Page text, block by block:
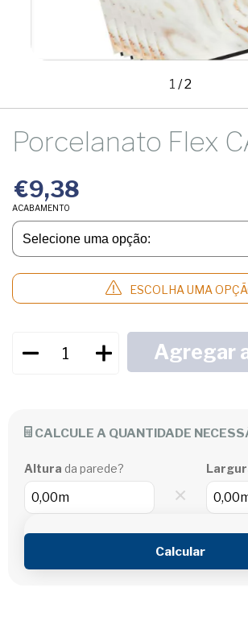
1 /2
Porcelanato Flex
€9,38
ACABAMENTO
ESCOLHA UMA
CALCULE A QUANTIDADE
Altura da parede?
×
Calcular